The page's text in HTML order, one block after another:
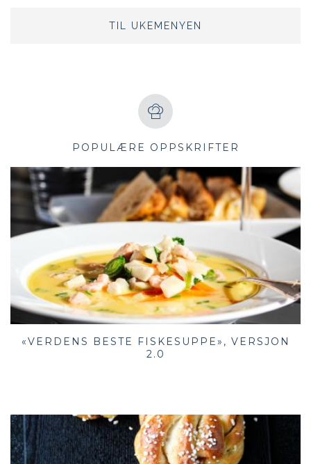
TIL UKEMENYEN
POPULÆRE OPPSKRIFTER
«VERDENS BESTE FISKESUPPE», VERSJON
2.0